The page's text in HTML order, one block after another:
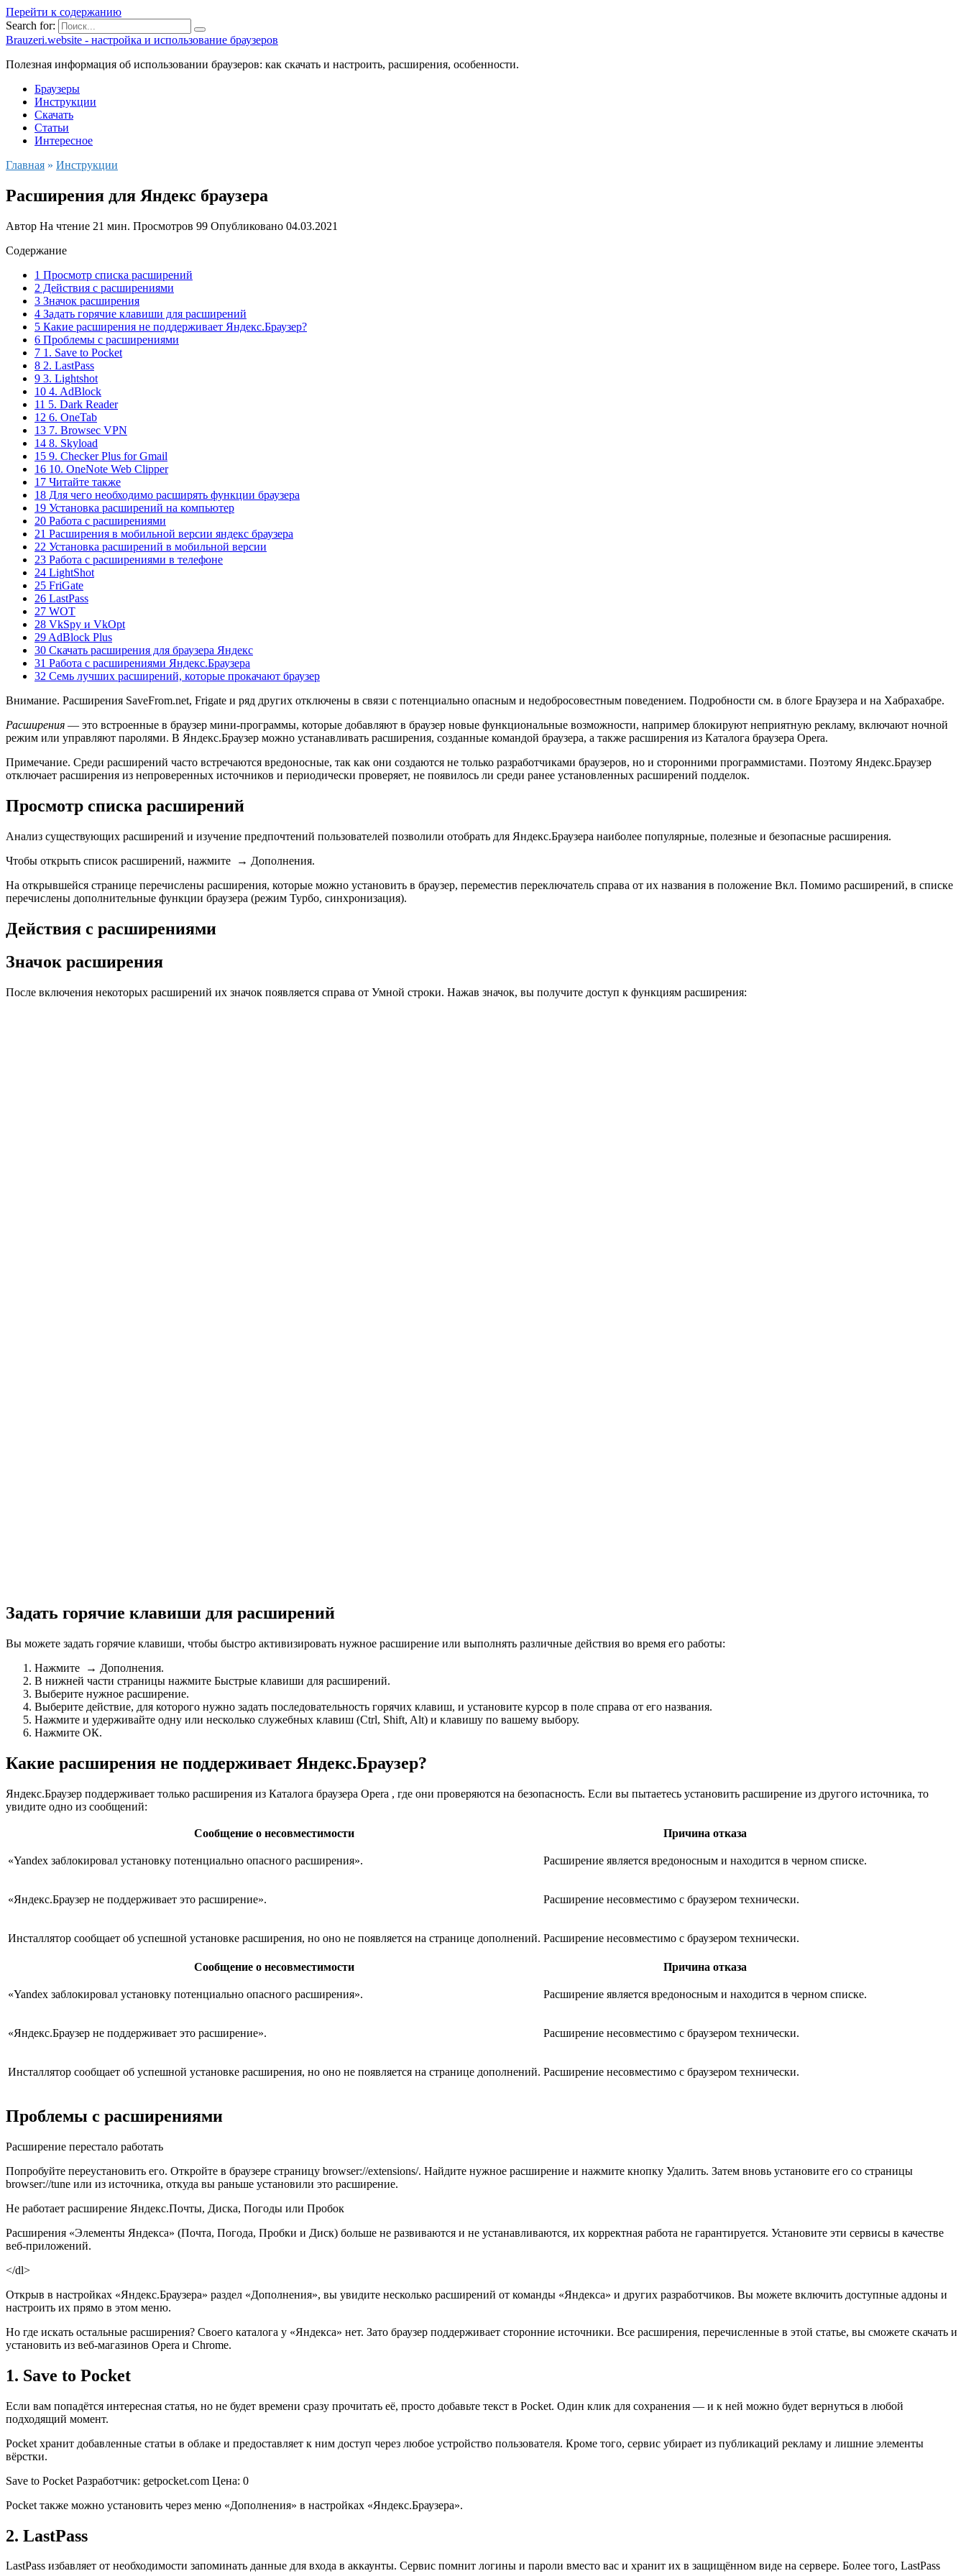
Перейти к содержанию
Search for:
Brauzeri.website - настройка и использование браузеров
Полезная информация об использовании браузеров: как скачать и настроить, расширения, особенности.
Браузеры
Инструкции
Скачать
Статьи
Интересное
Главная » Инструкции
Расширения для Яндекс браузера
Автор На чтение 21 мин. Просмотров 99 Опубликовано 04.03.2021
Содержание
1 Просмотр списка расширений
2 Действия с расширениями
3 Значок расширения
4 Задать горячие клавиши для расширений
5 Какие расширения не поддерживает Яндекс.Браузер?
6 Проблемы с расширениями
7 1. Save to Pocket
8 2. LastPass
9 3. Lightshot
10 4. AdBlock
11 5. Dark Reader
12 6. OneTab
13 7. Browsec VPN
14 8. Skyload
15 9. Checker Plus for Gmail
16 10. OneNote Web Clipper
17 Читайте также
18 Для чего необходимо расширять функции браузера
19 Установка расширений на компьютер
20 Работа с расширениями
21 Расширения в мобильной версии яндекс браузера
22 Установка расширений в мобильной версии
23 Работа с расширениями в телефоне
24 LightShot
25 FriGate
26 LastPass
27 WOT
28 VkSpy и VkOpt
29 AdBlock Plus
30 Скачать расширения для браузера Яндекс
31 Работа с расширениями Яндекс.Браузера
32 Семь лучших расширений, которые прокачают браузер
Внимание. Расширения SaveFrom.net, Frigate и ряд других отключены в связи с потенциально опасным и недобросовестным поведением. Подробности см. в блоге Браузера и на Хабрахабре.
Расширения — это встроенные в браузер мини-программы, которые добавляют в браузер новые функциональные возможности, например блокируют неприятную рекламу, включают ночной
режим или управляют паролями. В Яндекс.Браузер можно устанавливать расширения, созданные командой браузера, а также расширения из Каталога браузера Opera.
Примечание. Среди расширений часто встречаются вредоносные, так как они создаются не только разработчиками браузеров, но и сторонними программистами. Поэтому Яндекс.Браузер
отключает расширения из непроверенных источников и периодически проверяет, не появилось ли среди ранее установленных расширений подделок.
Просмотр списка расширений
Анализ существующих расширений и изучение предпочтений пользователей позволили отобрать для Яндекс.Браузера наиболее популярные, полезные и безопасные расширения.
Чтобы открыть список расширений, нажмите
→ Дополнения.
На открывшейся странице перечислены расширения, которые можно установить в браузер, переместив переключатель справа от их названия в положение Вкл. Помимо расширений, в списке
перечислены дополнительные функции браузера (режим Турбо, синхронизация).
Действия с расширениями
Значок расширения
После включения некоторых расширений их значок появляется справа от Умной строки. Нажав значок, вы получите доступ к функциям расширения:
Задать горячие клавиши для расширений
Вы можете задать горячие клавиши, чтобы быстро активизировать нужное расширение или выполнять различные действия во время его работы:
Нажмите
→ Дополнения.
В нижней части страницы нажмите Быстрые клавиши для расширений.
Выберите нужное расширение.
Выберите действие, для которого нужно задать последовательность горячих клавиш, и установите курсор в поле справа от его названия.
Нажмите и удерживайте одну или несколько служебных клавиш (Ctrl, Shift, Alt) и клавишу по вашему выбору.
Нажмите ОК.
Какие расширения не поддерживает Яндекс.Браузер?
Яндекс.Браузер поддерживает только расширения из Каталога браузера Opera , где они проверяются на безопасность. Если вы пытаетесь установить расширение из другого источника, то
увидите одно из сообщений:
Сообщение о несовместимости Причина отказа
«Yandex заблокировал установку потенциально опасного расширения». Расширение является вредоносным и находится в черном списке.
«Яндекс.Браузер не поддерживает это расширение». Расширение несовместимо с браузером технически.
Инсталлятор сообщает об успешной установке расширения, но оно не появляется на странице дополнений. Расширение несовместимо с браузером технически.
Сообщение о несовместимости Причина отказа
«Yandex заблокировал установку потенциально опасного расширения». Расширение является вредоносным и находится в черном списке.
«Яндекс.Браузер не поддерживает это расширение». Расширение несовместимо с браузером технически.
Инсталлятор сообщает об успешной установке расширения, но оно не появляется на странице дополнений. Расширение несовместимо с браузером технически.
Проблемы с расширениями
Расширение перестало работать
Попробуйте переустановить его. Откройте в браузере страницу browser://extensions/. Найдите нужное расширение и нажмите кнопку Удалить. Затем вновь установите его со страницы
browser://tune или из источника, откуда вы раньше установили это расширение.
Не работает расширение Яндекс.Почты, Диска, Погоды или Пробок
Расширения «Элементы Яндекса» (Почта, Погода, Пробки и Диск) больше не развиваются и не устанавливаются, их корректная работа не гарантируется. Установите эти сервисы в качестве
веб-приложений.
</dl>
Открыв в настройках «Яндекс.Браузера» раздел «Дополнения», вы увидите несколько расширений от команды «Яндекса» и других разработчиков. Вы можете включить доступные аддоны и
настроить их прямо в этом меню.
Но где искать остальные расширения? Своего каталога у «Яндекса» нет. Зато браузер поддерживает сторонние источники. Все расширения, перечисленные в этой статье, вы сможете скачать и
установить из веб-магазинов Opera и Chrome.
1. Save to Pocket
Если вам попадётся интересная статья, но не будет времени сразу прочитать её, просто добавьте текст в Pocket. Один клик для сохранения — и к ней можно будет вернуться в любой
подходящий момент.
Pocket хранит добавленные статьи в облаке и предоставляет к ним доступ через любое устройство пользователя. Кроме того, сервис убирает из публикаций рекламу и лишние элементы
вёрстки.
Save to Pocket Разработчик: getpocket.com Цена: 0
Pocket также можно установить через меню «Дополнения» в настройках «Яндекс.Браузера».
2. LastPass
LastPass избавляет от необходимости запоминать данные для входа в аккаунты. Сервис помнит логины и пароли вместо вас и хранит их в защищённом виде на сервере. Более того, LastPass